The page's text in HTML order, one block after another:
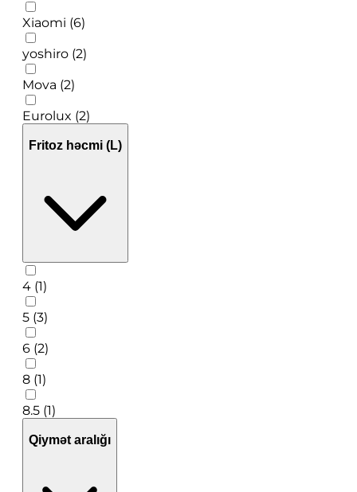
Xiaomi (6)
yoshiro (2)
Mova (2)
Eurolux (2)
Fritoz həcmi (L)
4 (1)
5 (3)
6 (2)
8 (1)
8.5 (1)
Qiymət aralığı